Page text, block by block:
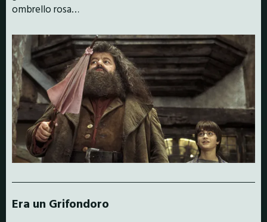
ombrello rosa…
Era un Grifondoro